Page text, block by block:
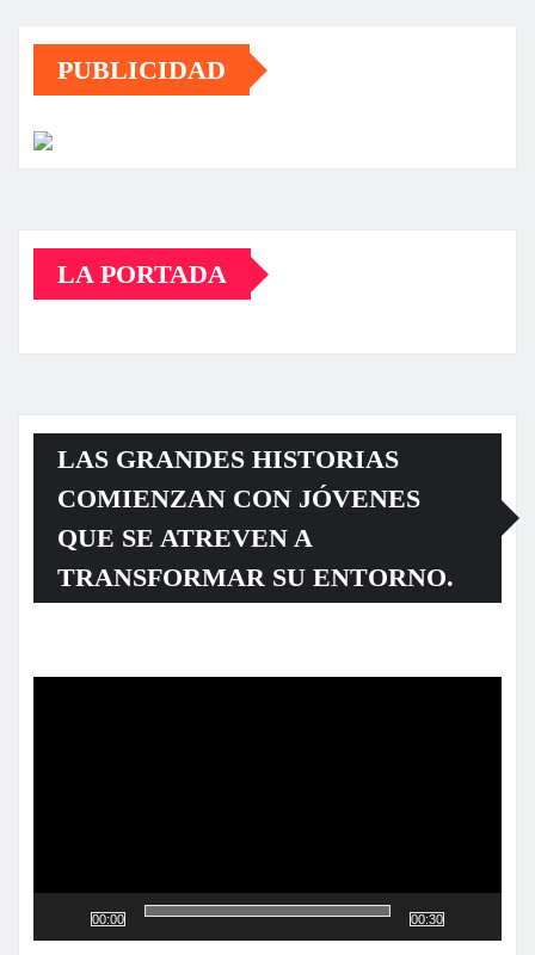
PUBLICIDAD
LA PORTADA
LAS GRANDES HISTORIAS
COMIENZAN CON JÓVENES
QUE SE ATREVEN A
TRANSFORMAR SU ENTORNO.
00:00 00:30